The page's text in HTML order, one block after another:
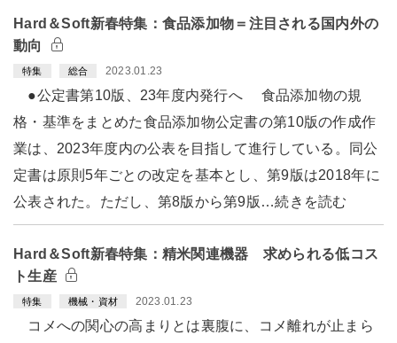
Hard＆Soft新春特集：食品添加物＝注目される国内外の
動向
特集 総合 2023.01.23
●公定書第10版、23年度内発行へ 食品添加物の規
格・基準をまとめた食品添加物公定書の第10版の作成作
業は、2023年度内の公表を目指して進行している。同公
定書は原則5年ごとの改定を基本とし、第9版は2018年に
公表された。ただし、第8版から第9版…続きを読む
Hard＆Soft新春特集：精米関連機器 求められる低コス
ト生産
特集 機械・資材 2023.01.23
コメへの関心の高まりとは裏腹に、コメ離れが止まら